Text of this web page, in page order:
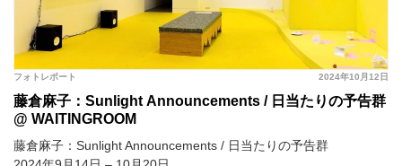
2024年10月12日
フォトレポート
藤倉麻子：Sunlight Announcements / 日当たりの予告群
@ WAITINGROOM
藤倉麻子：Sunlight Announcements / 日当たりの予告群